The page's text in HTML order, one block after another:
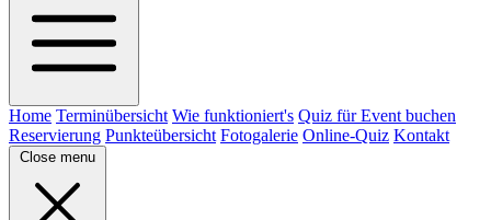
Home Terminübersicht Wie funktioniert's Quiz für Event buchen
Reservierung Punkteübersicht Fotogalerie Online-Quiz Kontakt
Close menu